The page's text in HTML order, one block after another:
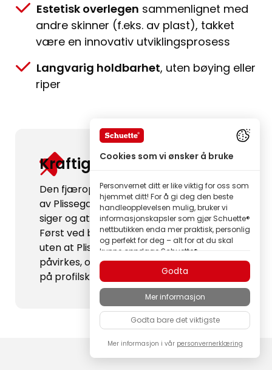
Estetisk overlegen sammenlignet med
andre skinner (f.eks. av plast), takket
være en innovativ utviklingsprosess
Langvarig holdbarhet, uten bøying eller
riper
Kraftig spenn:
Den fjæroptimaliserte oppspenningen
av Plissegardinen forhindrer at stoffet
siger og at profilskinnene bøyer seg.
Først ved bredder over 150 cm kan det,
uten at Plissegardin-funksjonaliteten
påvirkes, oppstå en minimal bøy midt
på profilskinnen.
Cookies som vi ønsker å bruke
Personvernet ditt er like viktig for oss som
hjemmet ditt! For å gi deg den beste
handleopplevelsen mulig, bruker vi
informasjonskapsler som gjør Schuette®
nettbutikken enda mer praktisk, personlig
og perfekt for deg – alt for at du skal
kunne oppdage Schuette®
merkeprodukter i beste kvalitet.
Noen av disse informasjonskapslene er
nødvendige for at Schuette®-butikken
skal fungere pålitelig; andre lar oss
tilpasse innhold og annonser etter dine
interesser, eller delta anonymt i analyse
av besøkendes atferd.
Som en familiebedrift legger vi stor vekt
på tillit. Derfor bestemmer du selv hvilke
Godta
Mer informasjon
Godta bare det viktigste
Mer informasjon i vår personvernerklæring